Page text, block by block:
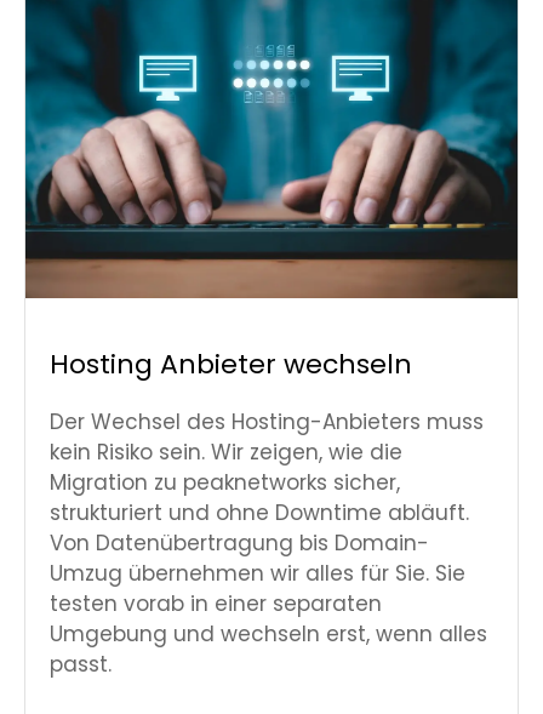
Hosting Anbieter wechseln
Der Wechsel des Hosting-Anbieters muss
kein Risiko sein. Wir zeigen, wie die
Migration zu peaknetworks sicher,
strukturiert und ohne Downtime abläuft.
Von Datenübertragung bis Domain-
Umzug übernehmen wir alles für Sie. Sie
testen vorab in einer separaten
Umgebung und wechseln erst, wenn alles
passt.